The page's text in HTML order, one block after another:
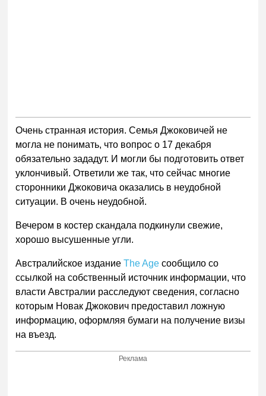
Очень странная история. Семья Джоковичей не
могла не понимать, что вопрос о 17 декабря
обязательно зададут. И могли бы подготовить ответ
уклончивый. Ответили же так, что сейчас многие
сторонники Джоковича оказались в неудобной
ситуации. В очень неудобной.
Вечером в костер скандала подкинули свежие,
хорошо высушенные угли.
Австралийское изданиеThe Age сообщило со
ссылкой на собственный источник информации, что
власти Австралии расследуют сведения, согласно
которым Новак Джокович предоставил ложную
информацию, оформляя бумаги на получение визы
на въезд.
Реклама